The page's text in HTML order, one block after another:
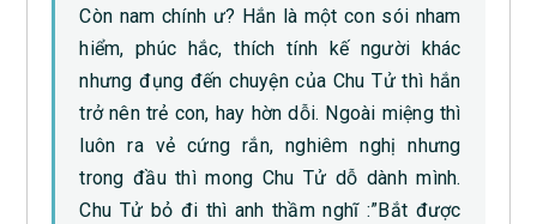
Còn nam chính ư? Hắn là một con sói nham
hiểm, phúc hắc, thích tính kế người khác
nhưng đụng đến chuyện của Chu Tử thì hắn
trở nên trẻ con, hay hờn dỗi. Ngoài miệng thì
luôn ra vẻ cứng rắn, nghiêm nghị nhưng
trong đầu thì mong Chu Tử dỗ dành mình.
Chu Tử bỏ đi thì anh thầm nghĩ :”Bắt được